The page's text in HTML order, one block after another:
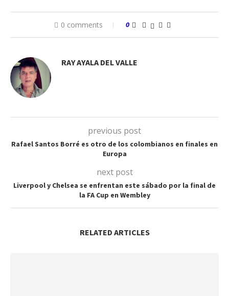
0 comments 0
RAY AYALA DEL VALLE
previous post
Rafael Santos Borré es otro de los colombianos en finales en
Europa
next post
Liverpool y Chelsea se enfrentan este sábado por la final de
la FA Cup en Wembley
RELATED ARTICLES